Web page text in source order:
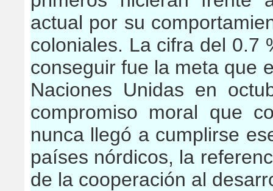
actual por su
coloniales. La cifra del 0.7
conseguir fue la meta que
Naciones Unidas en
compromiso moral que
nunca llegó a cumplirse
países nórdicos, la
de la cooperación al